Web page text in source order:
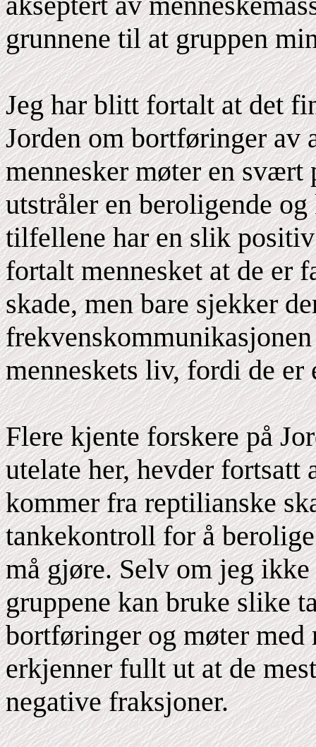
grunnene til at gruppen
Jeg har blitt fortalt at det
Jorden om bortføringer av
mennesker møter en
utstråler en beroligende
tilfellene har en slik
fortalt mennesket at de er
skade, men bare sjekker
menneskets liv, fordi de er
Flere kjente forskere på
utelate her, hevder
kommer fra reptilianske
tankekontroll for å
må gjøre. Selv om jeg
gruppene kan bruke slike
bortføringer og møter med
erkjenner fullt ut at de
negative fraksjoner.